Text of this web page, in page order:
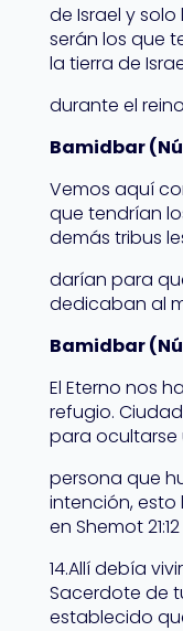
de Israel y
serán los que
la tierra de
durante el
Bamidbar
Vemos aquí
que tendrían
demás tribus
darían para
dedicaban al
Bamidbar
El Eterno nos
refugio.
para ocultarse
persona que
intención,
en Shemot
14.Allí debía
Sacerdote de
establecido